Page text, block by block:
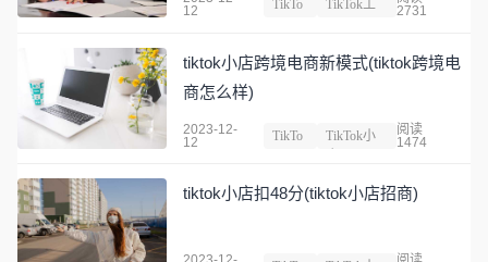
12
TikTo
TikTok工
2731
tiktok小店跨境电商新模式(tiktok跨境电
商怎么样)
2023-12-
12
TikTo
TikTok小
阅读
1474
tiktok小店扣48分(tiktok小店招商)